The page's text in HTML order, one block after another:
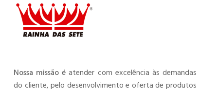
Nossa missão é atender com excelência às demandas
do cliente, pelo desenvolvimento e oferta de produtos